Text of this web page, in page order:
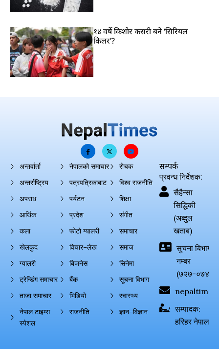
१४ वर्षे किशोर कसरी बने ‘सिरियल
किलर’?
अन्तर्वार्ता
अन्तर्राष्ट्रिय
अपराध
आर्थिक
कला
खेलकुद
ग्यालरी
ट्रेन्डिंग समाचार
ताजा समाचार
नेपाल टाइम्स
स्पेशल
नेपालको समाचार
पत्रपत्रिकाबाट
पर्यटन
प्रदेश
फोटो ग्यालरी
विचार–लेख
बिजनेस
बैंक
भिडियो
राजनीति
रोचक
विश्व राजनीति
शिक्षा
संगीत
समाचार
समाज
सिनेमा
सूचना विभाग
स्वास्थ्य
ज्ञान–विज्ञान
सम्पर्क
प्रवन्ध निर्देशक:
सैहैन्सा
सिद्धिकी
(अब्दुल
खताब)
सुचना बिभाग
नम्बर
(७२७-०७४-
सम्पादक:
हरिहर नेपाल